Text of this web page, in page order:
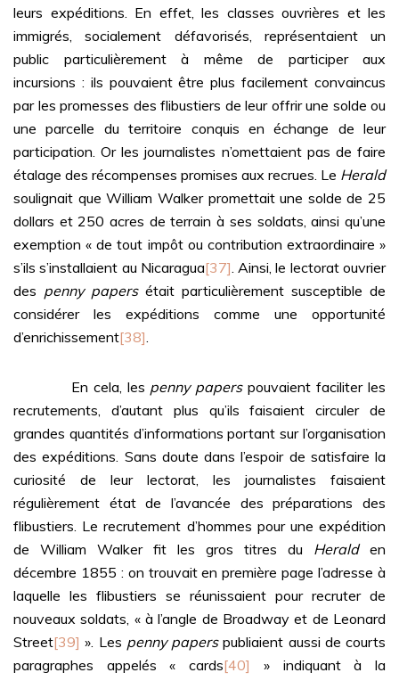
leurs expéditions. En effet, les classes ouvrières et les
immigrés, socialement défavorisés, représentaient un
public particulièrement à même de participer aux
incursions : ils pouvaient être plus facilement convaincus
par les promesses des flibustiers de leur offrir une solde ou
une parcelle du territoire conquis en échange de leur
participation. Or les journalistes n’omettaient pas de faire
étalage des récompenses promises aux recrues. Le Herald
soulignait que William Walker promettait une solde de 25
dollars et 250 acres de terrain à ses soldats, ainsi qu’une
exemption « de tout impôt ou contribution extraordinaire »
s’ils s’installaient au Nicaragua[37]. Ainsi, le lectorat ouvrier
des penny papersétait particulièrement susceptible de
considérer les expéditions comme une opportunité
d’enrichissement[38].
En cela, les penny paperspouvaient faciliter les
recrutements, d’autant plus qu’ils faisaient circuler de
grandes quantités d’informations portant sur l’organisation
des expéditions. Sans doute dans l’espoir de satisfaire la
curiosité de leur lectorat, les journalistes faisaient
régulièrement état de l’avancée des préparations des
flibustiers. Le recrutement d’hommes pour une expédition
de William Walker fit les gros titres du Heralden
décembre 1855 : on trouvait en première page l’adresse à
laquelle les flibustiers se réunissaient pour recruter de
nouveaux soldats, « à l’angle de Broadway et de Leonard
Street[39] ». Les penny paperspubliaient aussi de courts
paragraphes appelés « cards[40]
» indiquant à la